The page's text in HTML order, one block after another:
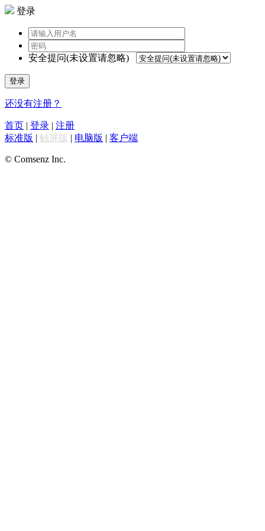
登录
安全提问(未设置请忽略)
登录
还没有注册？
首页 | 登录 | 注册
标准版 | 触屏版 | 电脑版 | 客户端
© Comsenz Inc.